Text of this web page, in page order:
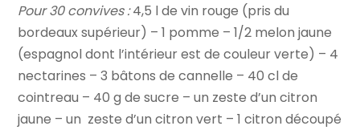
Pour 30 convives :4,5 l de vin rouge (pris du
bordeaux supérieur) – 1 pomme – 1/2 melon jaune
(espagnol dont l’intérieur est de couleur verte) – 4
nectarines – 3 bâtons de cannelle – 40 cl de
cointreau – 40 g de sucre – un zeste d’un citron
jaune – un zeste d’un citron vert – 1 citron découpé